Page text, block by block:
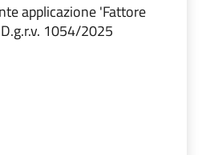
applicazione 'Fattore
1054/2025